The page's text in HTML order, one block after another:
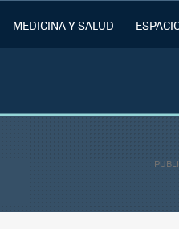
MEDICINA Y SALUD